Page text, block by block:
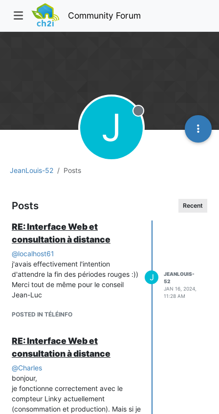
Community Forum
JeanLouis-52 Posts
J Offline
Posts Recent
RE: Interface Web et
consultation à distance
@localhost61
j'avais effectivement l'intention
d'attendre la fin des périodes rouges :))
Merci tout de même pour le conseil
Jean-Luc
POSTED IN TÉLÉINFO
J
JEANLOUIS-
52
JAN 16, 2024,
11:28 AM
RE: Interface Web et
consultation à distance
@Charles
bonjour,
je fonctionne correctement avec le
compteur Linky actuellement
(consommation et production). Mais si je